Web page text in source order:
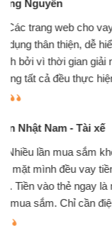
thiệu cho bạn bè biết